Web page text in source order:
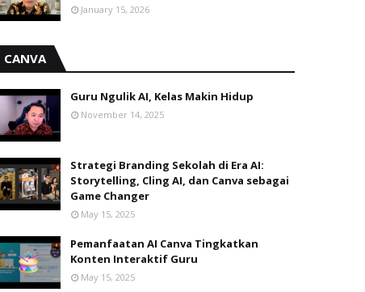
January 15, 2026
CANVA
Guru Ngulik AI, Kelas Makin Hidup
November 14, 2025
Strategi Branding Sekolah di Era AI:
Storytelling, Cling AI, dan Canva sebagai
Game Changer
May 15, 2025
Pemanfaatan AI Canva Tingkatkan
Konten Interaktif Guru
May 15, 2025